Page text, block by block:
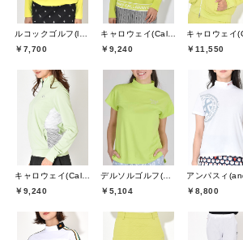
ルコックゴルフ(le coq GOLF)
￥7,700
キャロウェイ(Callaway)
￥9,240
￥11,550
キャロウェイ(Callaway)
￥9,240
デルソルゴルフ(DELSOL GOLF)
￥5,104
￥8,800